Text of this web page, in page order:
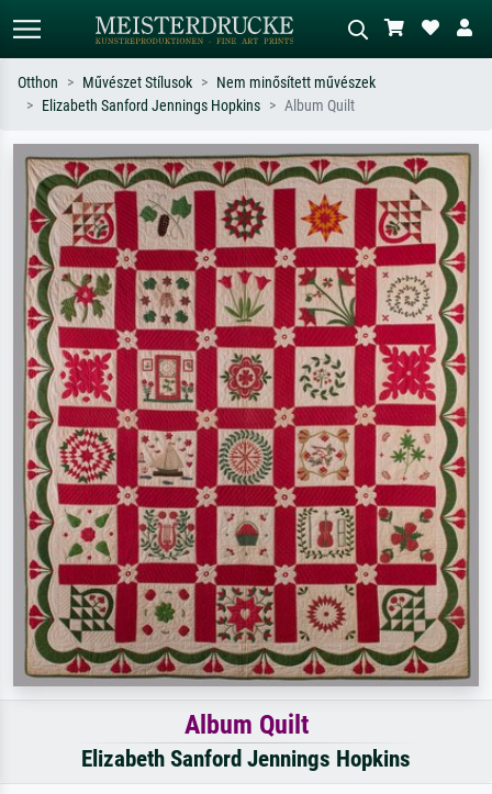
Keressen művész, műcím vagy stílus
szerint – pl. Monet, Csillagos éj,
impresszionizmus, Hokusai-hullám,
akt.
Írja le a jelenetet – pl. zöld rét, sok
piros absztrakt, sötét olajkép, álló akt
egy fa mellett.
Otthon Művészet Stílusok
Nem minősített művészek
Elizabeth Sanford Jennings Hopkins
Album Quilt
Album Quilt
Elizabeth Sanford Jennings Hopkins